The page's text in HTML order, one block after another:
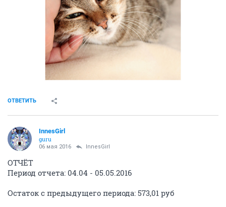
ОТВЕТИТЬ
InnesGirl
guru
06 мая 2016 InnesGirl
ОТЧЁТ
Период отчета: 04.04 - 05.05.2016
Остаток с предыдущего периода: 573,01 руб